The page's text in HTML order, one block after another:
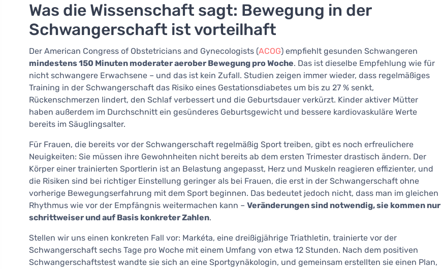
Was die Wissenschaft sagt: Bewegung in der
Schwangerschaft ist vorteilhaft
Der American Congress of Obstetricians and Gynecologists (ACOG) empfiehlt gesunden Schwangeren
mindestens 150 Minuten moderater aerober Bewegung pro Woche. Das ist dieselbe Empfehlung wie für
nicht schwangere Erwachsene – und das ist kein Zufall. Studien zeigen immer wieder, dass regelmäßiges
Training in der Schwangerschaft das Risiko eines Gestationsdiabetes um bis zu 27 % senkt,
Rückenschmerzen lindert, den Schlaf verbessert und die Geburtsdauer verkürzt. Kinder aktiver Mütter
haben außerdem im Durchschnitt ein gesünderes Geburtsgewicht und bessere kardiovaskuläre Werte
bereits im Säuglingsalter.
Für Frauen, die bereits vor der Schwangerschaft regelmäßig Sport treiben, gibt es noch erfreulichere
Neuigkeiten: Sie müssen ihre Gewohnheiten nicht bereits ab dem ersten Trimester drastisch ändern. Der
Körper einer trainierten Sportlerin ist an Belastung angepasst, Herz und Muskeln reagieren effizienter, und
die Risiken sind bei richtiger Einstellung geringer als bei Frauen, die erst in der Schwangerschaft ohne
vorherige Bewegungserfahrung mit dem Sport beginnen. Das bedeutet jedoch nicht, dass man im gleichen
Rhythmus wie vor der Empfängnis weitermachen kann – Veränderungen sind notwendig, sie kommen nur
schrittweiser und auf Basis konkreter Zahlen.
Stellen wir uns einen konkreten Fall vor: Markéta, eine dreißigjährige Triathletin, trainierte vor der
Schwangerschaft sechs Tage pro Woche mit einem Umfang von etwa 12 Stunden. Nach dem positiven
Schwangerschaftstest wandte sie sich an eine Sportgynäkologin, und gemeinsam erstellten sie einen Plan,